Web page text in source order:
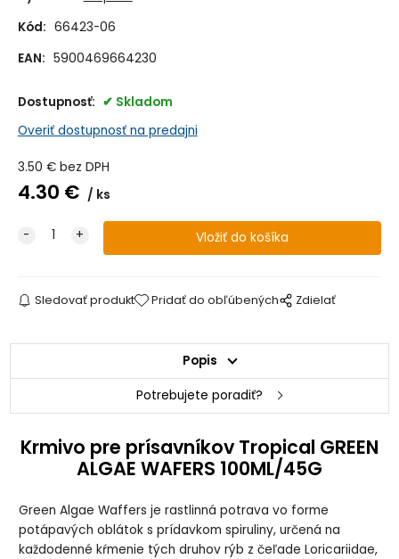
Kód: 66423-06
EAN: 5900469664230
Dostupnosť:
Skladom
Overiť dostupnosť na predajni
3.50 € bez DPH
4.30 € ks
Sledovať produkt Pridať do obľúbených Zdielať
Popis
Potrebujete poradiť?
Krmivo pre prísavníkov Tropical GREEN
ALGAE WAFERS 100ML/45G
Green Algae Waffers je rastlinná potrava vo forme
potápavých oblátok s prídavkom spiruliny, určená na
každodenné kŕmenie tých druhov rýb z čeľade Loricariidae,